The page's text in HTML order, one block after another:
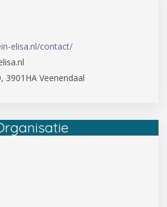
elisa.nl/contact/
3901HA Veenendaal